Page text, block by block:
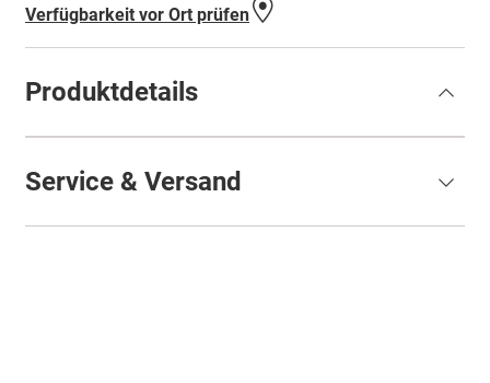
Verfügbarkeit vor Ort prüfen
Produktdetails
Service & Versand